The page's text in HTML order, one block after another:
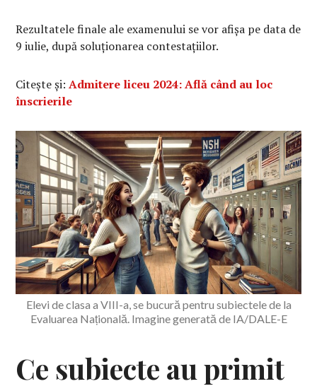
Rezultatele finale ale examenului se vor afișa pe data de
9 iulie, după soluționarea contestațiilor.
Citește și:Admitere liceu 2024: Află când au loc
înscrierile
Elevi de clasa a VIII-a, se bucură pentru subiectele de la
Evaluarea Națională. Imagine generată de IA/DALE-E
Ce subiecte au primit